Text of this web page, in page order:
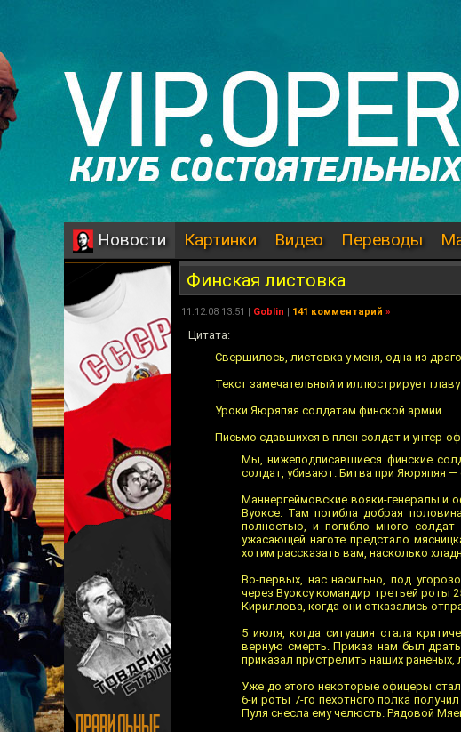
Новости Картинки Видео Переводы
Финская листовка
11.12.08 13:51 | Goblin | 141 комментарий »
Цитата:
Свершилось, листовка у меня, одна из
Текст замечательный и иллюстрирует
Уроки Яюряпяя солдатам финской армии
Письмо сдавшихся в плен солдат и унтер-
Мы, нижеподписавшиеся финские
солдат, убивают. Битва при Яюряпяя
Маннергеймовские вояки-генералы и
Вуоксе. Там погибла добрая
полностью, и погибло много
ужасающей наготе предстало
хотим рассказать вам, насколько
Во-первых, нас насильно, под
через Вуоксу командир третьей роты
Кириллова, когда они отказались
5 июля, когда ситуация стала
верную смерть. Приказ нам был
приказал пристрелить наших раненых,
Уже до этого некоторые офицеры
6-й роты 7-го пехотного полка
Пуля снесла ему челюсть. Рядовой